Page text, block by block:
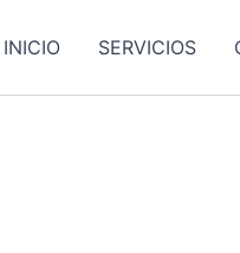
INICIO SERVICIOS